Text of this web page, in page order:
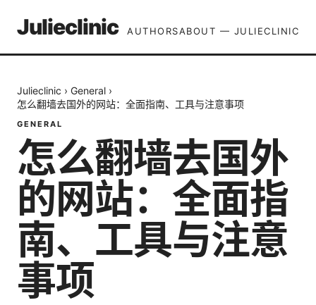
Julieclinic AUTHORSABOUT — JULIECLINIC
Julieclinic › General ›
怎么翻墙去国外的网站：全面指南、工具与注意事项
GENERAL
怎么翻墙去国外
的网站：全面指
南、工具与注意
事项